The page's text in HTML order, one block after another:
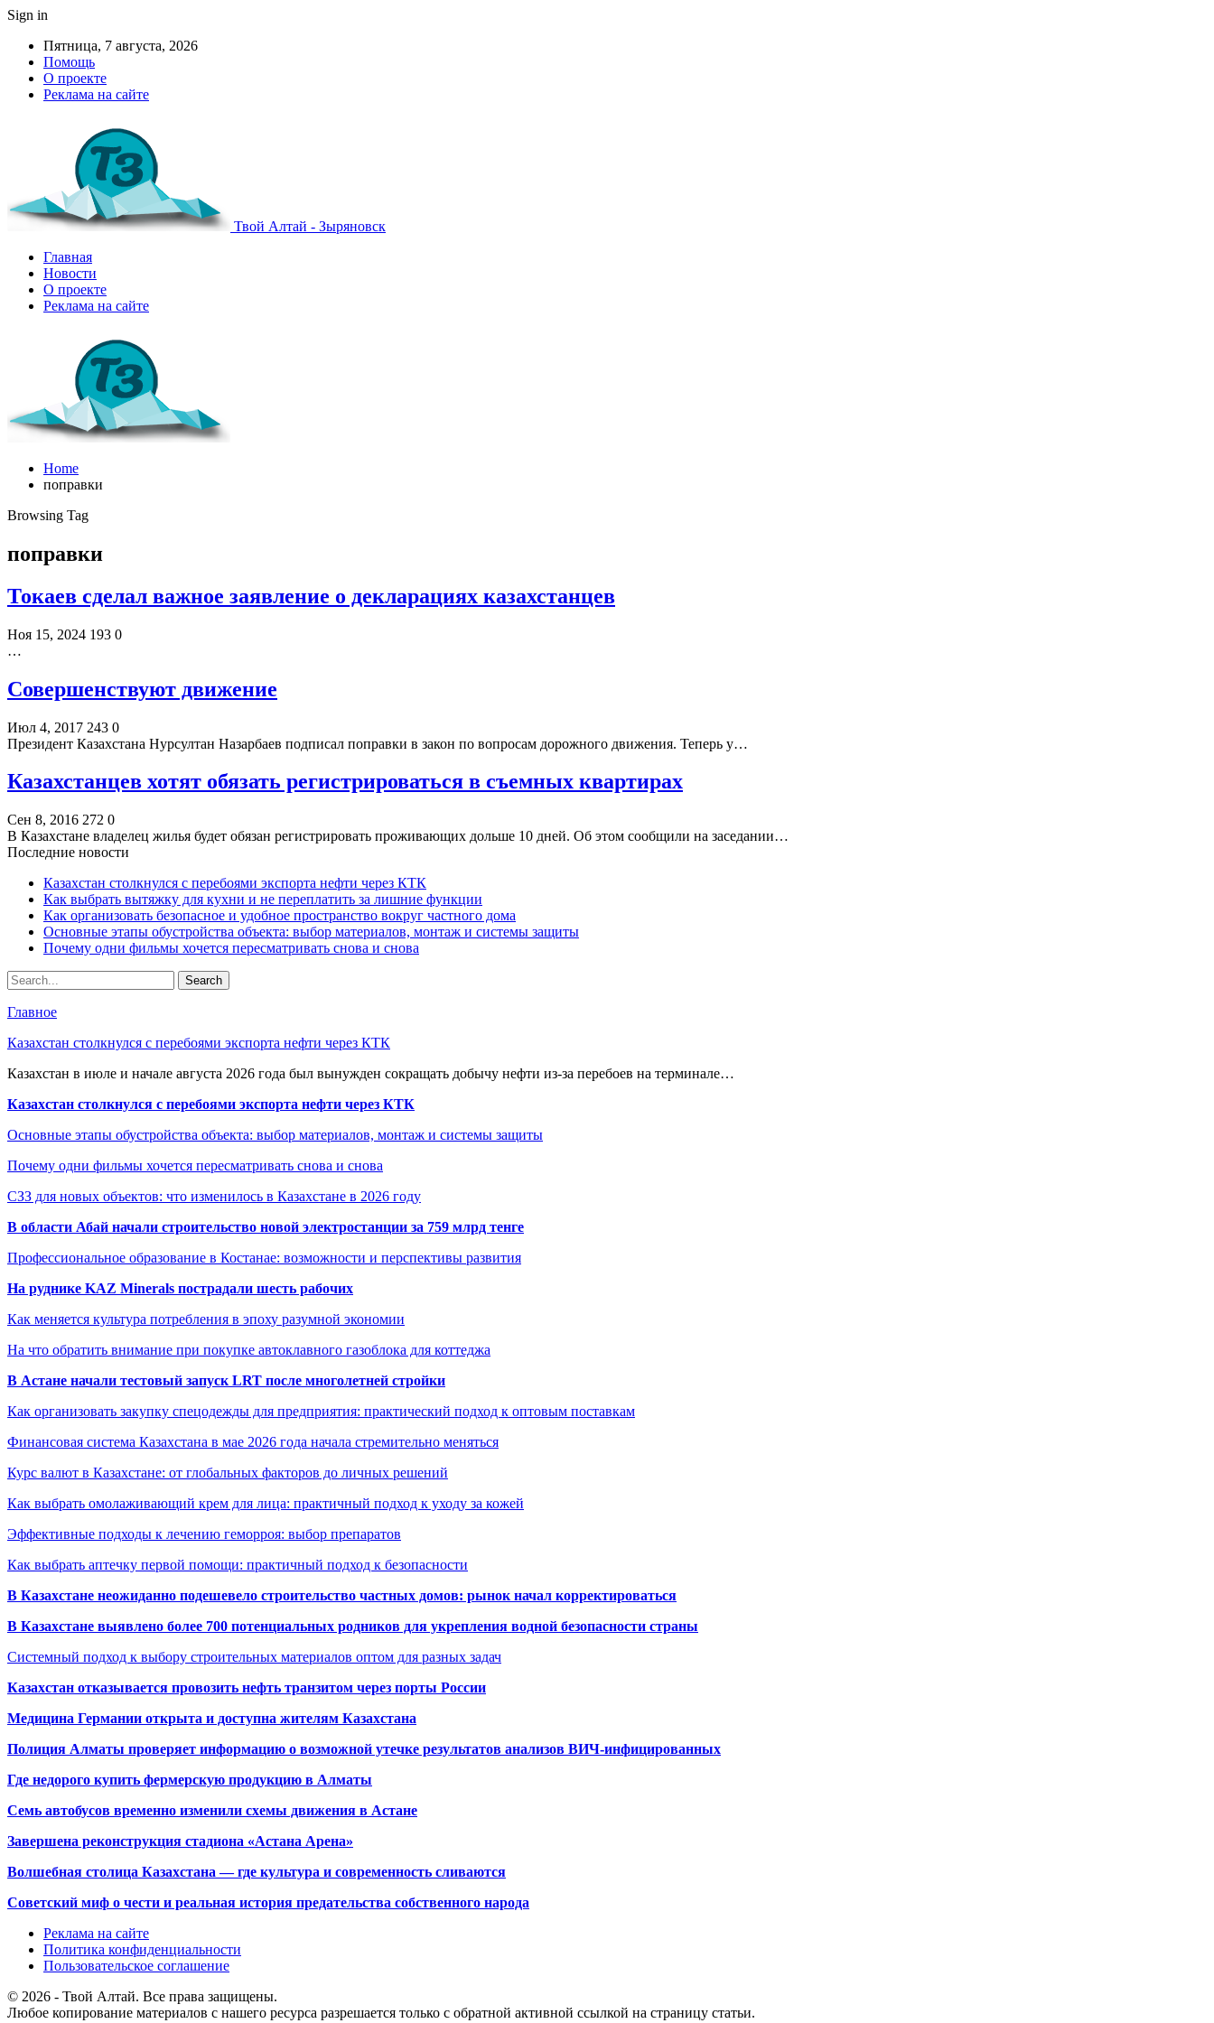
Sign in
Пятница, 7 августа, 2026
Помощь
О проекте
Реклама на сайте
Твой Алтай - Зыряновск
Главная
Новости
О проекте
Реклама на сайте
Home
поправки
Browsing Tag
поправки
Токаев сделал важное заявление о декларациях казахстанцев
Ноя 15, 2024 193 0
…
Совершенствуют движение
Июл 4, 2017 243 0
Президент Казахстана Нурсултан Назарбаев подписал поправки в закон по вопросам дорожного движения. Теперь у…
Казахстанцев хотят обязать регистрироваться в съемных квартирах
Сен 8, 2016 272 0
В Казахстане владелец жилья будет обязан регистрировать проживающих дольше 10 дней. Об этом сообщили на заседании…
Последние новости
Казахстан столкнулся с перебоями экспорта нефти через КТК
Как выбрать вытяжку для кухни и не переплатить за лишние функции
Как организовать безопасное и удобное пространство вокруг частного дома
Основные этапы обустройства объекта: выбор материалов, монтаж и системы защиты
Почему одни фильмы хочется пересматривать снова и снова
Главное
Казахстан столкнулся с перебоями экспорта нефти через КТК
Казахстан в июле и начале августа 2026 года был вынужден сокращать добычу нефти из-за перебоев на терминале…
Казахстан столкнулся с перебоями экспорта нефти через КТК
Основные этапы обустройства объекта: выбор материалов, монтаж и системы защиты
Почему одни фильмы хочется пересматривать снова и снова
СЗЗ для новых объектов: что изменилось в Казахстане в 2026 году
В области Абай начали строительство новой электростанции за 759 млрд тенге
Профессиональное образование в Костанае: возможности и перспективы развития
На руднике KAZ Minerals пострадали шесть рабочих
Как меняется культура потребления в эпоху разумной экономии
На что обратить внимание при покупке автоклавного газоблока для коттеджа
В Астане начали тестовый запуск LRT после многолетней стройки
Как организовать закупку спецодежды для предприятия: практический подход к оптовым поставкам
Финансовая система Казахстана в мае 2026 года начала стремительно меняться
Курс валют в Казахстане: от глобальных факторов до личных решений
Как выбрать омолаживающий крем для лица: практичный подход к уходу за кожей
Эффективные подходы к лечению геморроя: выбор препаратов
Как выбрать аптечку первой помощи: практичный подход к безопасности
В Казахстане неожиданно подешевело строительство частных домов: рынок начал корректироваться
В Казахстане выявлено более 700 потенциальных родников для укрепления водной безопасности страны
Системный подход к выбору строительных материалов оптом для разных задач
Казахстан отказывается провозить нефть транзитом через порты России
Медицина Германии открыта и доступна жителям Казахстана
Полиция Алматы проверяет информацию о возможной утечке результатов анализов ВИЧ-инфицированных
Где недорого купить фермерскую продукцию в Алматы
Семь автобусов временно изменили схемы движения в Астане
Завершена реконструкция стадиона «Астана Арена»
Волшебная столица Казахстана — где культура и современность сливаются
Советский миф о чести и реальная история предательства собственного народа
Реклама на сайте
Политика конфиденциальности
Пользовательское соглашение
© 2026 - Твой Алтай. Все права защищены.
Любое копирование материалов с нашего ресурса разрешается только с обратной активной ссылкой на страницу статьи.